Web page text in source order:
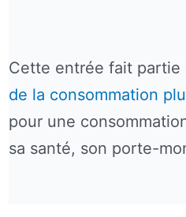
Cette entrée fait partie
de la consommation
pour une
sa santé, son porte-